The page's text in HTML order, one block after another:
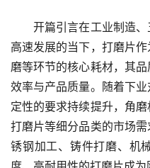
开篇引言在工业制造、
高速发展的当下，打磨片
磨等环节的核心耗材，其
效率与产品质量。随着下
定性的要求持续提升，角
打磨片等细分品类的市场
锈钢加工、铸件打磨、机